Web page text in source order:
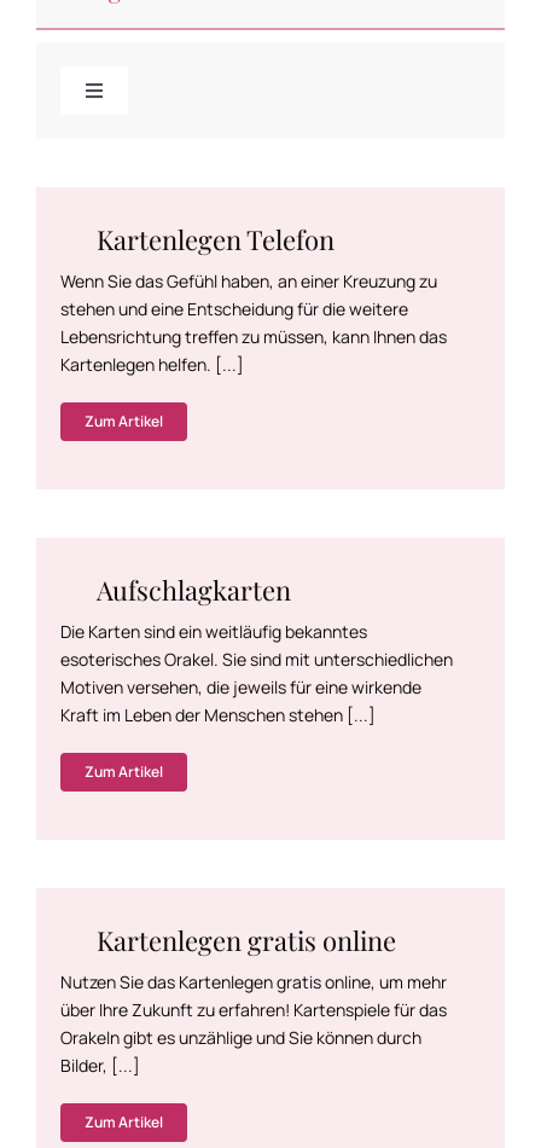
Toggle
Kartenlegen lernen
Kartenlegen Telefon
Wenn Sie das Gefühl haben, an einer Kreuzung zu
stehen und eine Entscheidung für die weitere
Lebensrichtung treffen zu müssen, kann Ihnen das
Kartenlegen helfen. [...]
Zum Artikel
Aufschlagkarten
Die Karten sind ein weitläufig bekanntes
esoterisches Orakel. Sie sind mit unterschiedlichen
Motiven versehen, die jeweils für eine wirkende
Kraft im Leben der Menschen stehen [...]
Zum Artikel
Kartenlegen gratis online
Nutzen Sie das Kartenlegen gratis online, um mehr
über Ihre Zukunft zu erfahren! Kartenspiele für das
Orakeln gibt es unzählige und Sie können durch
Bilder, [...]
Zum Artikel